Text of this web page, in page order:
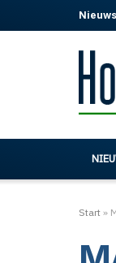
Start »